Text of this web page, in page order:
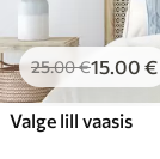
25.00€15.00 €
Valge lill vaasis